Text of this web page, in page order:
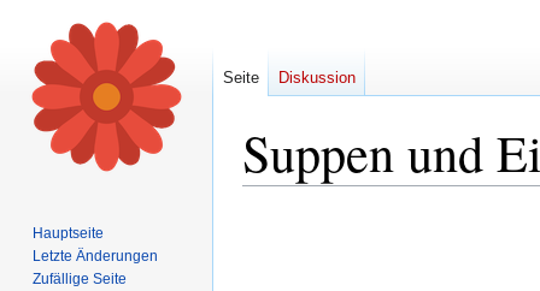
Suppen und
Seite Diskussion
Hauptseite
Letzte Änderungen
Zufällige Seite